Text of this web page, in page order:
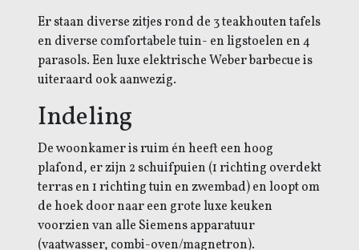
Er staan diverse zitjes rond de 3 teakhouten tafels
en diverse comfortabele tuin- en ligstoelen en 4
parasols. Een luxe elektrische Weber barbecue is
uiteraard ook aanwezig.
Indeling
De woonkamer is ruim én heeft een hoog
plafond, er zijn 2 schuifpuien (1 richting overdekt
terras en 1 richting tuin en zwembad) en loopt om
de hoek door naar een grote luxe keuken
voorzien van alle Siemens apparatuur
(vaatwasser, combi-oven/magnetron).